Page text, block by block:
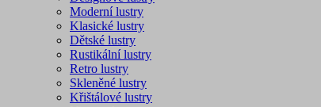
Moderní lustry
Klasické lustry
Dětské lustry
Rustikální lustry
Retro lustry
Skleněné lustry
Křištálové lustry